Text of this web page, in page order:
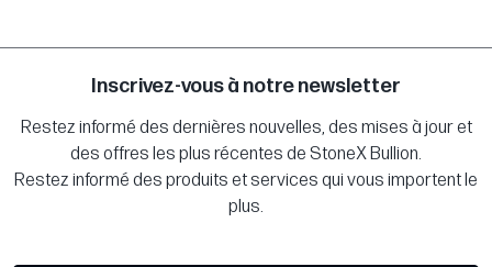
Inscrivez-vous à notre newsletter
Restez informé des dernières nouvelles, des mises à jour et
des offres les plus récentes de StoneX Bullion.
Restez informé des produits et services qui vous importent le
plus.